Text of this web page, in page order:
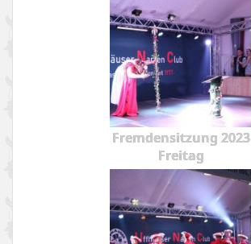
Fremdensitzung 2023
Freitag